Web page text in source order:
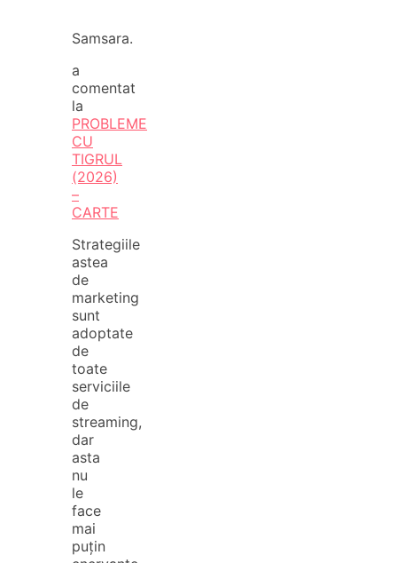
Samsara.
a
comentat
la
PROBLEME
CU
TIGRUL
(2026)
–
CARTE
Strategiile
astea
de
marketing
sunt
adoptate
de
toate
serviciile
de
streaming,
dar
asta
nu
le
face
mai
puțin